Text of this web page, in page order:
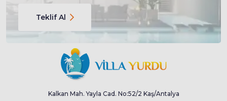
Teklif Al
Kalkan Mah. Yayla Cad. No:52/2 Kaş/Antalya